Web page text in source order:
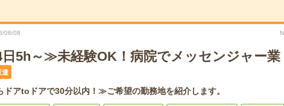
08/08
5h～≫未経験OK！病院でメッセンジャー業
遣
アtoドアで30分以内！≫ご希望の勤務地を紹介します。